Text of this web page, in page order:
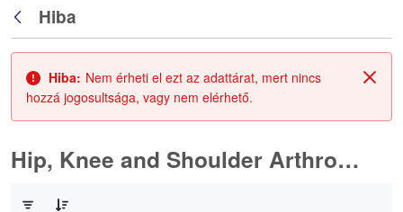
Vissza
Hiba
Hiba: Nem érheti el ezt az adattárat, mert nincs
hozzá jogosultsága, vagy nem elérhető.
Hip, Knee and Shoulder Arthroplasty